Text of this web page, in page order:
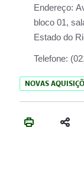
Endereço:
bloco 01,
Estado do
Telefone:
NOVAS